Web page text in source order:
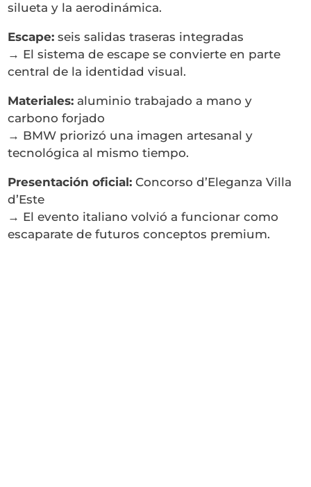
silueta y la aerodinámica.
Escape: seis salidas traseras integradas
→ El sistema de escape se convierte en parte
central de la identidad visual.
Materiales: aluminio trabajado a mano y
carbono forjado
→ BMW priorizó una imagen artesanal y
tecnológica al mismo tiempo.
Presentación oficial: Concorso d’Eleganza Villa
d’Este
→ El evento italiano volvió a funcionar como
escaparate de futuros conceptos premium.